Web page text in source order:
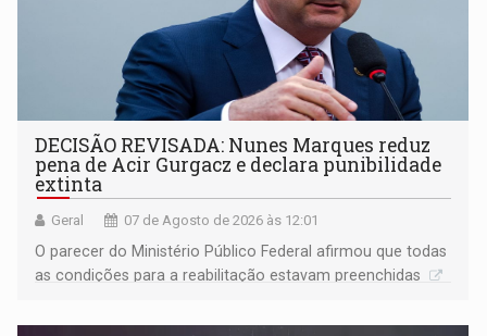
DECISÃO REVISADA: Nunes Marques reduz
pena de Acir Gurgacz e declara punibilidade
extinta
Geral 07 de Agosto de 2026 às 12:01
O parecer do Ministério Público Federal afirmou que todas
as condições para a reabilitação estavam preenchidas